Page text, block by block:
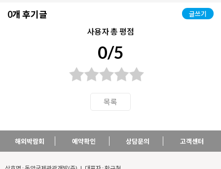
0개 후기글 글쓰기
사용자 총 평점
0/5
목록
해외박람회 예약확인 상담문의 고객센터